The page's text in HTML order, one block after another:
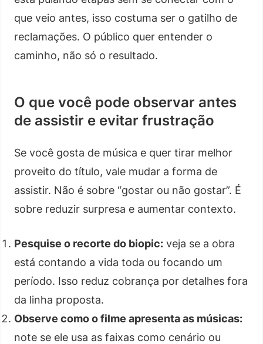
que veio antes, isso costuma ser o gatilho de
reclamações. O público quer entender o
caminho, não só o resultado.
O que você pode observar antes
de assistir e evitar frustração
Se você gosta de música e quer tirar melhor
proveito do título, vale mudar a forma de
assistir. Não é sobre “gostar ou não gostar”. É
sobre reduzir surpresa e aumentar contexto.
Pesquise o recorte do biopic: veja se a obra
está contando a vida toda ou focando um
período. Isso reduz cobrança por detalhes fora
da linha proposta.
Observe como o filme apresenta as músicas:
note se ele usa as faixas como cenário ou